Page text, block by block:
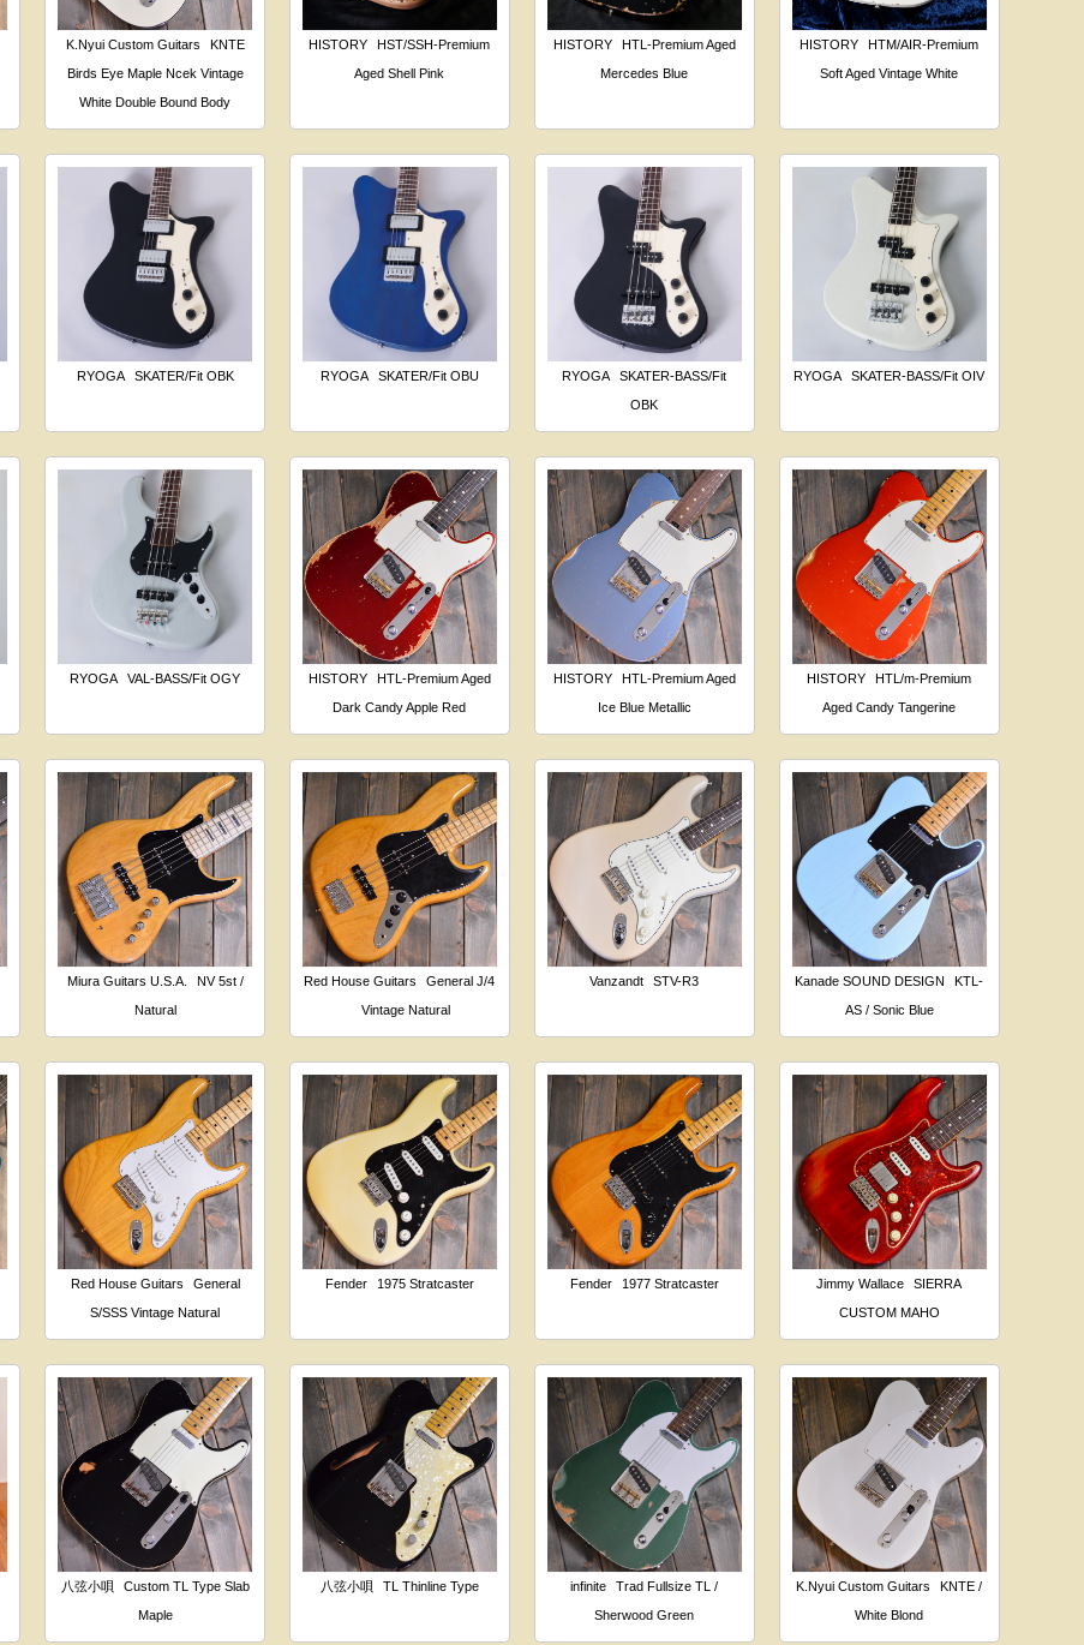
K.Nyui Custom Guitars
KNTE
Birds Eye Maple Ncek Vintage
White Double Bound Body
HISTORY
HST/SSH-Premium
Aged Shell Pink
HISTORY
HTL-Premium Aged
Mercedes Blue
HISTORY
HTM/AIR-Premium
Soft Aged Vintage White
RYOGA SKATER/Fit OBK RYOGA SKATER/Fit OBU RYOGA
SKATER-BASS/Fit
OBK
RYOGA SKATER-BASS/Fit OIV
RYOGA VAL-BASS/Fit OGY HISTORY
HTL-Premium Aged
Dark Candy Apple Red
HISTORY
HTL-Premium Aged
Ice Blue Metallic
HISTORY
HTL/m-Premium
Aged Candy Tangerine
Miura Guitars U.S.A.
NV 5st /
Natural
Red House Guitars
General J/4
Vintage Natural
Vanzandt STV-R3 Kanade SOUND DESIGN
KTL-
AS / Sonic Blue
Red House Guitars
General
S/SSS Vintage Natural
Fender 1975 Stratcaster Fender 1977 Stratcaster Jimmy Wallace
SIERRA
CUSTOM MAHO
八弦小唄
Custom TL Type Slab
Maple
八弦小唄 TL Thinline Type infinite
Trad Fullsize TL /
Sherwood Green
K.Nyui Custom Guitars
KNTE /
White Blond